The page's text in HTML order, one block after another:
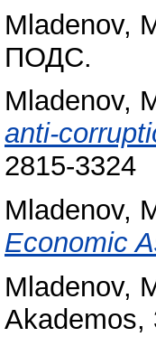
Mladenov,
ПОДС.
Mladenov,
anti-
2815-3324
Mladenov,
Economic
Mladenov,
Akademos,